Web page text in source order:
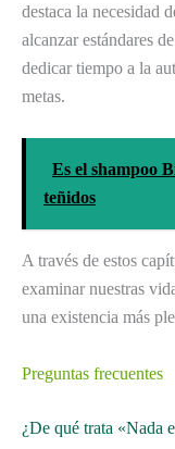
destaca la necesidad
alcanzar estándares
dedicar tiempo a la
metas.
Es el shampoo
teñidos
A través de estos
examinar nuestras
una existencia más
Preguntas frecuentes
¿De qué trata «Nada